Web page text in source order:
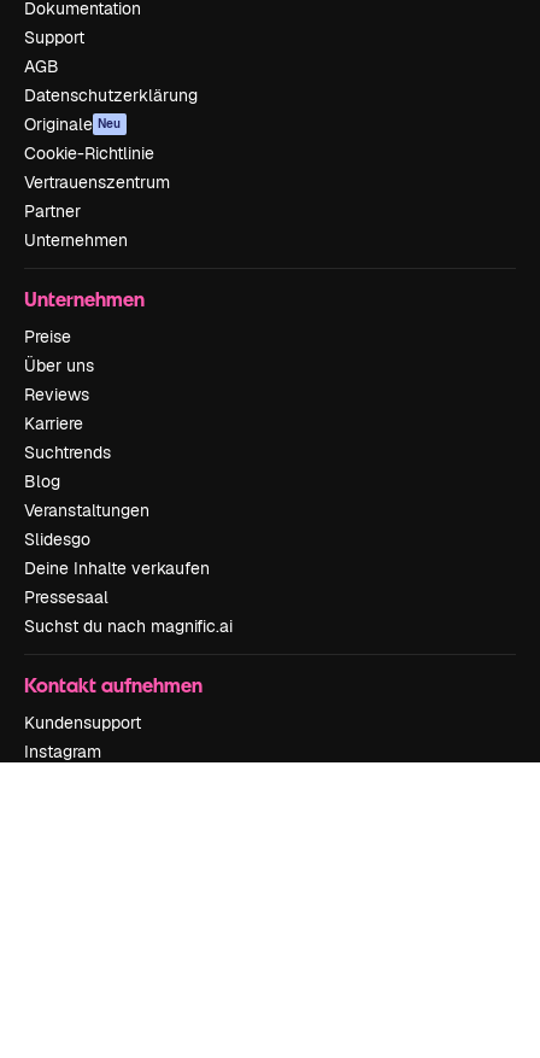
Dokumentation
Support
AGB
Datenschutzerklärung
Originale Neu
Cookie-Richtlinie
Vertrauenszentrum
Partner
Unternehmen
Unternehmen
Preise
Über uns
Reviews
Karriere
Suchtrends
Blog
Veranstaltungen
Slidesgo
Deine Inhalte verkaufen
Pressesaal
Suchst du nach magnific.ai
Kontakt aufnehmen
Kundensupport
Instagram